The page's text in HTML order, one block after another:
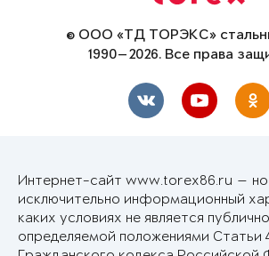
© ООО «ТД ТОРЭКС»
1990—2026. Все права
Интернет-сайт www.torex86.ru —
исключительно информационный
каких условиях не является
определяемой положениями Статьи